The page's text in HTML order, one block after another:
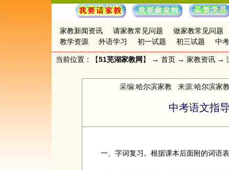
家教新闻资讯 请家教常见问题
做家教常见问题
教学资源
外语学习 初一试题 初三试题 中
当前位置：【51芜湖家教网 】 → 首页 → 家教资讯 →
采编:哈尔滨家教 来源:哈尔滨家
中考语文指
一、字词复习。根据课本后面附的词语